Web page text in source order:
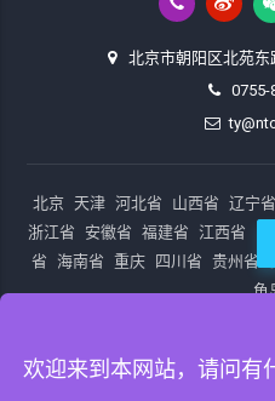
北京市朝阳区北苑东
0755-
北京 天津 河北省 山西省 辽宁省
浙江省
安徽省 福建省 江西省
省
海南省 重庆 四川省 贵州省
鱼
Copyright © 北京奈图尔通讯
欢迎来到本网站，请问有